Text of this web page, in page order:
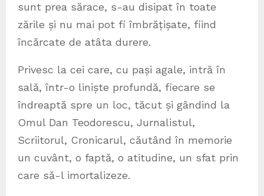
sunt prea sărace, s-au disipat în toate
zările și nu mai pot fi îmbrățișate, fiind
încărcate de atâta durere.
Privesc la cei care, cu pași agale, intră în
sală, într-o liniște profundă, fiecare se
îndreaptă spre un loc, tăcut și gândind la
Omul Dan Teodorescu, Jurnalistul,
Scriitorul, Cronicarul, căutând în memorie
un cuvânt, o faptă, o atitudine, un sfat prin
care să-l imortalizeze.